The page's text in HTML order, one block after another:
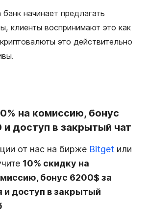
начинает предлагать
клиенты воспринимают это как
это действительно
на комиссию, бонус
доступ в закрытый чат
от нас на бирже Bitget или
10% скидку на
бонус 6200$ за
и доступ в закрытый